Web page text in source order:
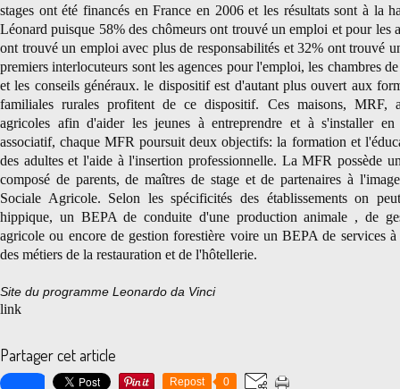
stages ont été financés en France en 2006 et les résultats sont à la
Léonard puisque 58% des chômeurs ont trouvé un emploi et pour les
ont trouvé un emploi avec plus de responsabilités et 32% ont trouvé
premiers interlocuteurs sont les agences pour l'emploi, les chambres
et les conseils généraux. le dispositif est d'autant plus ouvert aux
familiales rurales profitent de ce dispositif. Ces maisons, MRF,
agricoles afin d'aider les jeunes à entreprendre et à s'installer
associatif, chaque MFR poursuit deux objectifs: la formation et
des adultes et l'aide à l'insertion professionnelle. La MFR possède
composé de parents, de maîtres de stage et de partenaires à
Sociale Agricole. Selon les spécificités des établissements on
hippique, un BEPA de conduite d'une production animale , de
agricole ou encore de gestion forestière voire un BEPA de services
des métiers de la restauration et de l'hôtellerie.
Site du programme Leonardo da Vinci
link
Partager cet article
Repost 0